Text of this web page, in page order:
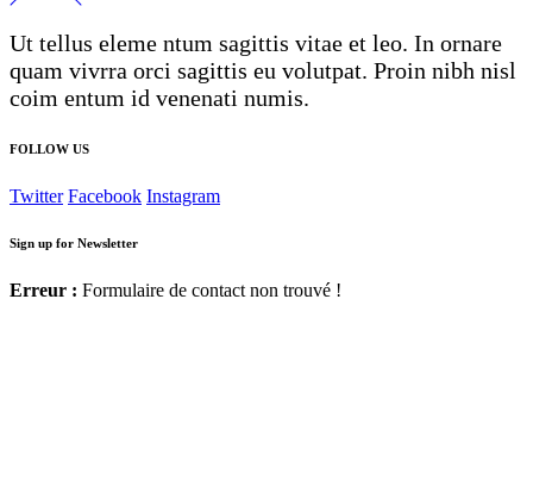
Ut tellus eleme ntum sagittis vitae et leo. In ornare
quam vivrra orci sagittis eu volutpat. Proin nibh nisl
coim entum id venenati numis.
FOLLOW US
Twitter Facebook Instagram
Sign up for Newsletter
Erreur : Formulaire de contact non trouvé !